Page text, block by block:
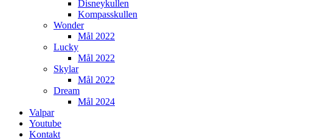
Disneykullen
Kompasskullen
Wonder
Mål 2022
Lucky
Mål 2022
Skylar
Mål 2022
Dream
Mål 2024
Valpar
Youtube
Kontakt